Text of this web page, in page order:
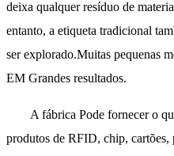
deixa qualquer resíduo de
entanto, a etiqueta tradicional
ser explorado.Muitas pequenas
EM Grandes resultados.
A fábrica Pode fornecer o
produtos de RFID, chip, cartões,